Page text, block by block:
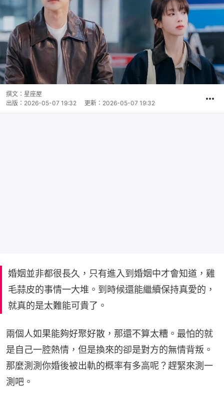
撰文： 星座屋
出版： 2026-05-07 19:32 更新： 2026-05-07 19:32
婚姻並非都很長久，只有進入到婚姻中才會知道，雞
毛蒜皮的事情一大堆。到時候還能繼續保持真愛的，
就真的是太難能可貴了。
兩個人如果能夠好聚好散，那還不算太糟。最怕的就
是自己一腔熱情，但是換來的卻是對方的無情背叛。
那麼測測你婚後被出軌的概率有多高呢？趕緊來測一
測吧。